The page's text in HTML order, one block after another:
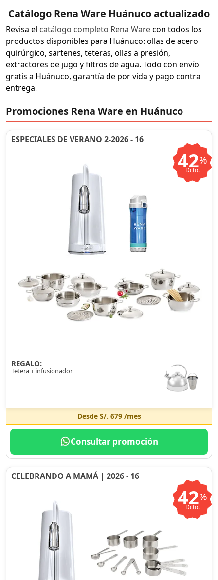
Catálogo Rena Ware Huánuco actualizado
Revisa el catálogo completo Rena Warecon todos los
productos disponibles para Huánuco: ollas de acero
quirúrgico, sartenes, teteras, ollas a presión,
extractores de jugo y filtros de agua. Todo con envío
gratis a Huánuco, garantía de por vida y pago contra
entrega.
Promociones Rena Ware en Huánuco
ESPECIALES DE VERANO 2-2026 - 16
42%
Dcto.
REGALO:
Tetera + infusionador
Desde S/. 679/mes
Consultar promoción
CELEBRANDO A MAMÁ | 2026 - 16
42%
Dcto.